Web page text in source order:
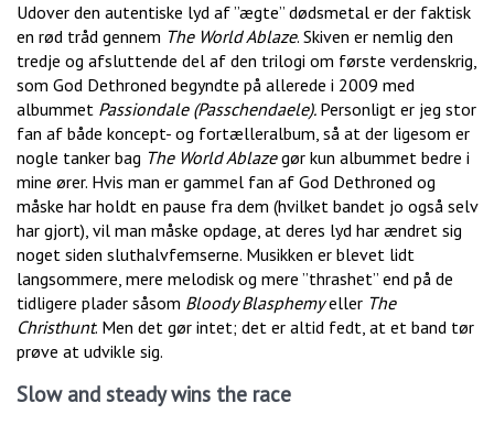
Udover den autentiske lyd af ”ægte” dødsmetal er der faktisk
en rød tråd gennem The World Ablaze. Skiven er nemlig den
tredje og afsluttende del af den trilogi om første verdenskrig,
som God Dethroned begyndte på allerede i 2009 med
albummet Passiondale (Passchendaele). Personligt er jeg stor
fan af både koncept- og fortælleralbum, så at der ligesom er
nogle tanker bag The World Ablazegør kun albummet bedre i
mine ører. Hvis man er gammel fan af God Dethroned og
måske har holdt en pause fra dem (hvilket bandet jo også selv
har gjort), vil man måske opdage, at deres lyd har ændret sig
noget siden sluthalvfemserne. Musikken er blevet lidt
langsommere, mere melodisk og mere ”thrashet” end på de
tidligere plader såsom Bloody Blasphemyeller The
Christhunt. Men det gør intet; det er altid fedt, at et band tør
prøve at udvikle sig.
Slow and steady wins the race